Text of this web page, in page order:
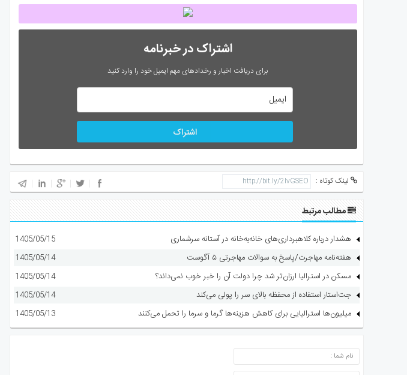
اشتراک در خبرنامه
برای دریافت اخبار و رخدادهای مهم ایمیل خود را وارد کنید
اشتراک
لینک کوتاه :
مطالب مرتبط
هشدار درباره کلاهبرداری‌های خانه‌به‌خانه در آستانه سرشماری 1405/05/15
هفته‌نامه مهاجرت/پاسخ به سوالات مهاجرتی ۵ آگوست 1405/05/14
مسکن در استرالیا ارزان‌تر شد چرا دولت آن را خبر خوب نمی‌داند؟ 1405/05/14
جت‌استار استفاده از محفظه بالای سر را پولی می‌کند 1405/05/14
میلیون‌ها استرالیایی برای کاهش هزینه‌ها گرما و سرما را تحمل می‌کنند 1405/05/13
ارسال دیدگاه